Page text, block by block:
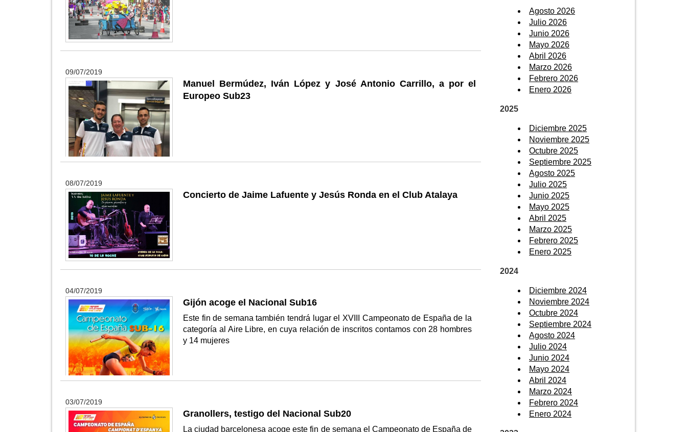
09/07/2019
Manuel Bermúdez, Iván López y José Antonio Carrillo, a por el
Europeo Sub23
08/07/2019
Concierto de Jaime Lafuente y Jesús Ronda en el Club Atalaya
04/07/2019
Gijón acoge el Nacional Sub16
Este fin de semana también tendrá lugar el XVIII Campeonato de España de la
categoría al Aire Libre, en cuya relación de inscritos contamos con 28 hombres
y 14 mujeres
03/07/2019
Granollers, testigo del Nacional Sub20
La ciudad barcelonesa acoge este fin de semana el Campeonato de España de
Agosto 2026
Julio 2026
Junio 2026
Mayo 2026
Abril 2026
Marzo 2026
Febrero 2026
Enero 2026
2025
Diciembre 2025
Noviembre 2025
Octubre 2025
Septiembre 2025
Agosto 2025
Julio 2025
Junio 2025
Mayo 2025
Abril 2025
Marzo 2025
Febrero 2025
Enero 2025
2024
Diciembre 2024
Noviembre 2024
Octubre 2024
Septiembre 2024
Agosto 2024
Julio 2024
Junio 2024
Mayo 2024
Abril 2024
Marzo 2024
Febrero 2024
Enero 2024